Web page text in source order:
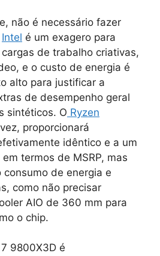
não é necessário fazer
Intel é um exagero para
de trabalho criativas,
e o custo de energia é
alto para justificar a
de desempenho geral
sintéticos. O Ryzen
proporcionará
idêntico e a um
termos de MSRP, mas
de energia e
como não precisar
AIO de 360 ​​mm para
o chip.
7 9800X3D é